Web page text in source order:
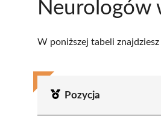
Neurologów
W poniższej tabeli
Pozycja